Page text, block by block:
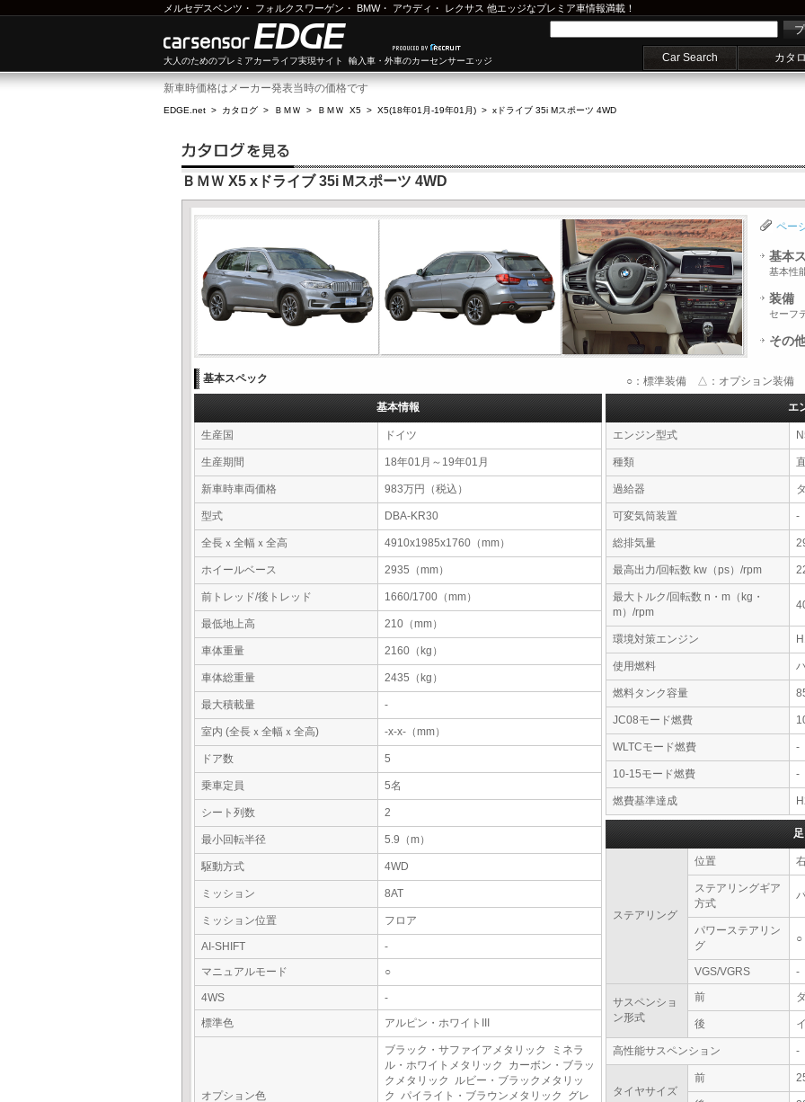
メルセデスベンツ ・ フォルクスワーゲン ・ BMW・ アウディ ・ レクサス 他エッジなプレミア車情報満載！
大人のためのプレミアカーライフ実現サイト 輸入車・外車のカーセンサーエッジ Car Search カタ
新車時価格はメーカー発表当時の価格です
EDGE.net > カタログ > ＢＭＷ > ＢＭＷ X5 > X5(18年01月-19年01月) > xドライブ 35i Mスポーツ 4WD
ＢＭＷ X5 xドライブ 35i Mスポーツ 4WD
ペー
基本
基本性
装備
セーフ
その
基本スペック ○：標準装備 △：オプション装備 -
基本情報
生産国 ドイツ
生産期間 18年01月～19年01月
新車時車両価格 983万円（税込）
型式 DBA-KR30
全長ｘ全幅ｘ全高 4910x1985x1760（mm）
ホイールベース 2935（mm）
前トレッド/後トレッド 1660/1700（mm）
最低地上高 210（mm）
車体重量 2160（kg）
車体総重量 2435（kg）
最大積載量 -
室内 (全長ｘ全幅ｘ全高) -x-x-（mm）
ドア数 5
乗車定員 5名
シート列数 2
最小回転半径 5.9（m）
駆動方式 4WD
ミッション 8AT
ミッション位置 フロア
AI-SHIFT
-
マニュアルモード
○
4WS
-
標準色
アルピン・ホワイトIII
オプション色
ブラック・サファイアメタリック ミネラ
ル・ホワイトメタリック カーボン・ブラッ
クメタリック ルビー・ブラックメタリッ
ク パイライト・ブラウンメタリック グレ
エ
エンジン型式
種類
過給器
可変気筒装置 -
総排気量
最高出力/回転数 kw（ps）/rpm
最大トルク/回転数 n・m（kg・
m）/rpm
環境対策エンジン
使用燃料
燃料タンク容量
JC08モード燃費
WLTCモード燃費 -
10-15モード燃費 -
燃費基準達成
ステアリング
位置
ステアリングギア
方式
パワーステアリン
グ
○
VGS/VGRS -
サスペンショ
ン形式
前
後
高性能サスペンション -
タイヤサイズ
前